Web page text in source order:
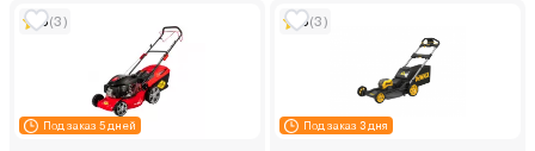
Под заказ 5 дней
5(3)
Под заказ 3 дня
5(3)